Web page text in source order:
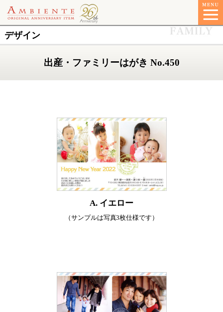
デザイン
出産・ファミリーはがき No.450
A. イエロー
（サンプルは写真3枚仕様です）